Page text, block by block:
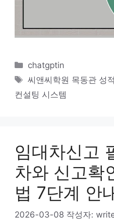
카
테
리
chatgptin
태
그
씨앤씨학원 목동관 성
컨설팅 시스템
임대차신고
차와 신고확
법 7단계 안
2026-03-08 작성자: